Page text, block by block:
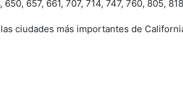
657, 661, 707, 714, 747, 760, 805,
ciudades más importantes de